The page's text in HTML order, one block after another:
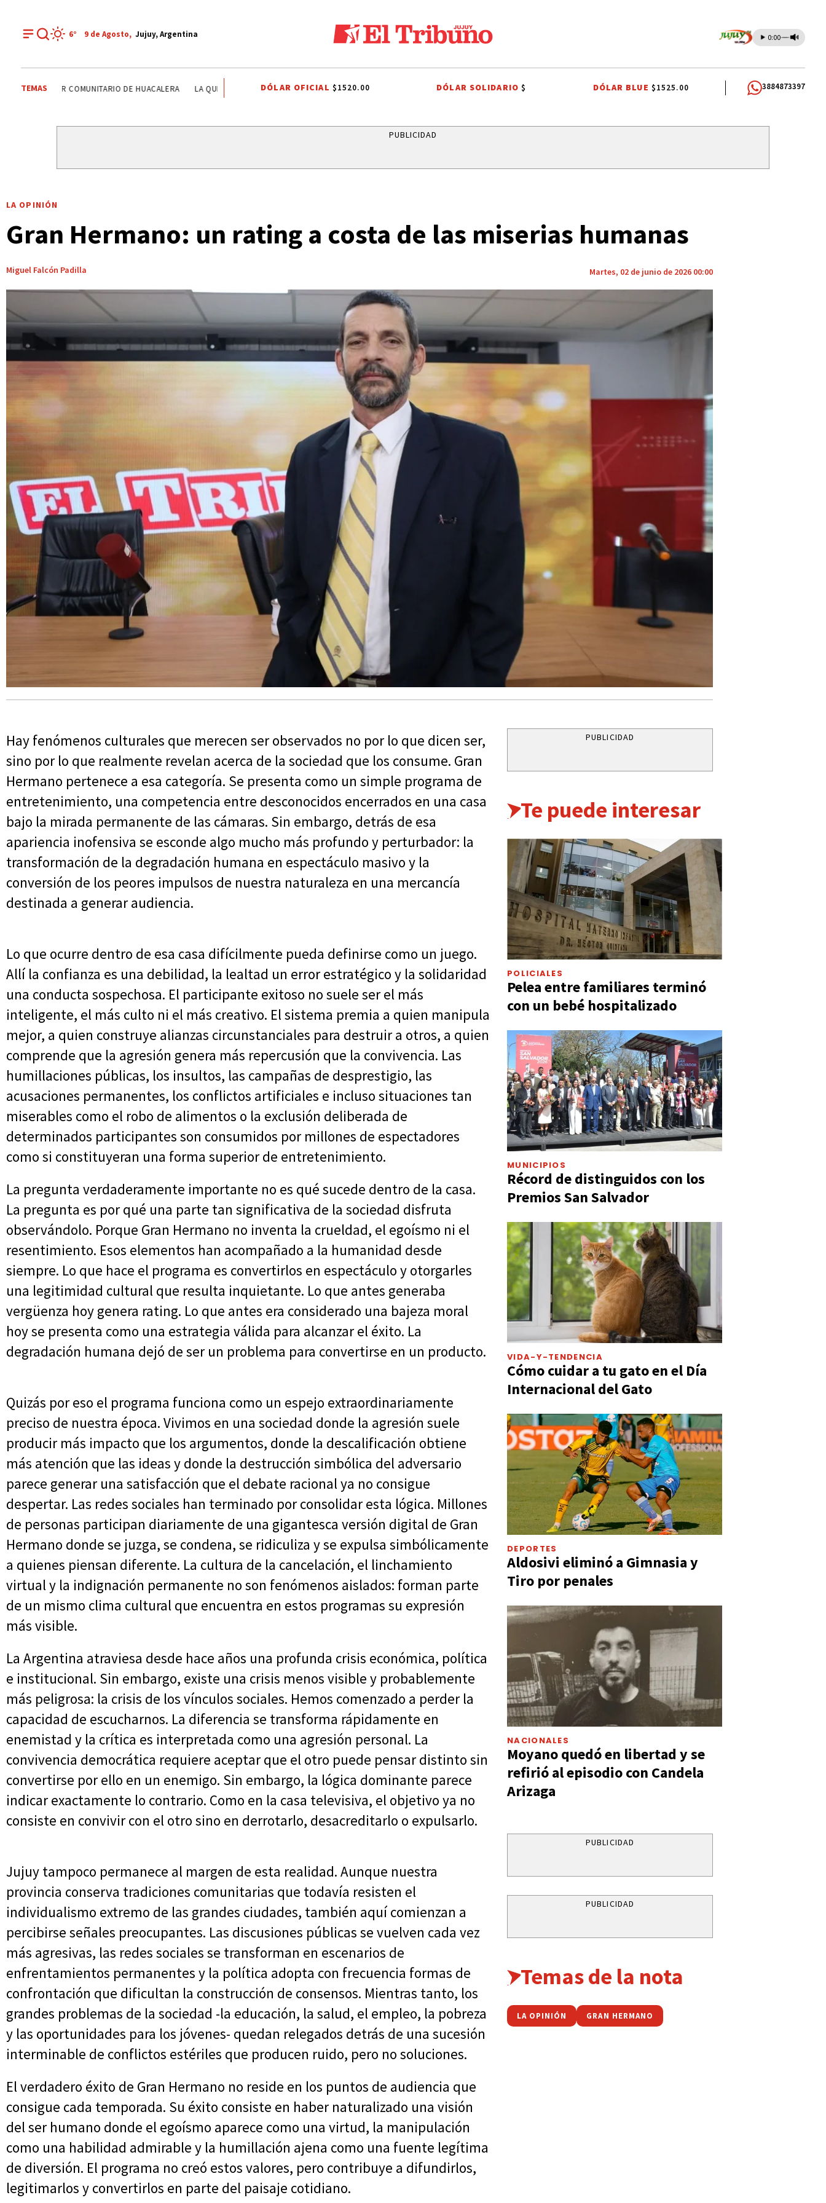
6° 9 de Agosto, Jujuy, Argentina 0:00
TEMAS VINALITO TUMBAYA CENTRO INTEGRADOR COMUNITARIO DE HUACALERA LA QUIACA HUMAHUACA EL TIEMPO EN JUJUY RUTAS DE JUJUY QUEEN CORTE DE AGUA JAPÓN
DÓLAR OFICIAL $1520.00 DÓLAR SOLIDARIO$ DÓLAR BLUE $1525.00 3884873397
PUBLICIDAD
LA OPINIÓN
Gran Hermano: un rating a costa de las miserias humanas
Miguel Falcón Padilla Martes, 02 de junio de 2026 00:00
Hay fenómenos culturales que merecen ser observados no por lo que dicen ser,
sino por lo que realmente revelan acerca de la sociedad que los consume. Gran
Hermano pertenece a esa categoría. Se presenta como un simple programa de
entretenimiento, una competencia entre desconocidos encerrados en una casa
bajo la mirada permanente de las cámaras. Sin embargo, detrás de esa
apariencia inofensiva se esconde algo mucho más profundo y perturbador: la
transformación de la degradación humana en espectáculo masivo y la
conversión de los peores impulsos de nuestra naturaleza en una mercancía
destinada a generar audiencia.
Lo que ocurre dentro de esa casa difícilmente pueda definirse como un juego.
Allí la confianza es una debilidad, la lealtad un error estratégico y la solidaridad
una conducta sospechosa. El participante exitoso no suele ser el más
inteligente, el más culto ni el más creativo. El sistema premia a quien manipula
mejor, a quien construye alianzas circunstanciales para destruir a otros, a quien
comprende que la agresión genera más repercusión que la convivencia. Las
humillaciones públicas, los insultos, las campañas de desprestigio, las
acusaciones permanentes, los conflictos artificiales e incluso situaciones tan
miserables como el robo de alimentos o la exclusión deliberada de
determinados participantes son consumidos por millones de espectadores
como si constituyeran una forma superior de entretenimiento.
La pregunta verdaderamente importante no es qué sucede dentro de la casa.
La pregunta es por qué una parte tan significativa de la sociedad disfruta
observándolo. Porque Gran Hermano no inventa la crueldad, el egoísmo ni el
resentimiento. Esos elementos han acompañado a la humanidad desde
siempre. Lo que hace el programa es convertirlos en espectáculo y otorgarles
una legitimidad cultural que resulta inquietante. Lo que antes generaba
vergüenza hoy genera rating. Lo que antes era considerado una bajeza moral
hoy se presenta como una estrategia válida para alcanzar el éxito. La
degradación humana dejó de ser un problema para convertirse en un producto.
Quizás por eso el programa funciona como un espejo extraordinariamente
preciso de nuestra época. Vivimos en una sociedad donde la agresión suele
producir más impacto que los argumentos, donde la descalificación obtiene
más atención que las ideas y donde la destrucción simbólica del adversario
parece generar una satisfacción que el debate racional ya no consigue
despertar. Las redes sociales han terminado por consolidar esta lógica. Millones
de personas participan diariamente de una gigantesca versión digital de Gran
Hermano donde se juzga, se condena, se ridiculiza y se expulsa simbólicamente
a quienes piensan diferente. La cultura de la cancelación, el linchamiento
virtual y la indignación permanente no son fenómenos aislados: forman parte
de un mismo clima cultural que encuentra en estos programas su expresión
más visible.
La Argentina atraviesa desde hace años una profunda crisis económica, política
e institucional. Sin embargo, existe una crisis menos visible y probablemente
más peligrosa: la crisis de los vínculos sociales. Hemos comenzado a perder la
capacidad de escucharnos. La diferencia se transforma rápidamente en
enemistad y la crítica es interpretada como una agresión personal. La
convivencia democrática requiere aceptar que el otro puede pensar distinto sin
convertirse por ello en un enemigo. Sin embargo, la lógica dominante parece
indicar exactamente lo contrario. Como en la casa televisiva, el objetivo ya no
consiste en convivir con el otro sino en derrotarlo, desacreditarlo o expulsarlo.
Jujuy tampoco permanece al margen de esta realidad. Aunque nuestra
provincia conserva tradiciones comunitarias que todavía resisten el
individualismo extremo de las grandes ciudades, también aquí comienzan a
percibirse señales preocupantes. Las discusiones públicas se vuelven cada vez
más agresivas, las redes sociales se transforman en escenarios de
enfrentamientos permanentes y la política adopta con frecuencia formas de
confrontación que dificultan la construcción de consensos. Mientras tanto, los
grandes problemas de la sociedad -la educación, la salud, el empleo, la pobreza
y las oportunidades para los jóvenes- quedan relegados detrás de una sucesión
interminable de conflictos estériles que producen ruido, pero no soluciones.
El verdadero éxito de Gran Hermano no reside en los puntos de audiencia que
consigue cada temporada. Su éxito consiste en haber naturalizado una visión
del ser humano donde el egoísmo aparece como una virtud, la manipulación
como una habilidad admirable y la humillación ajena como una fuente legítima
de diversión. El programa no creó estos valores, pero contribuye a difundirlos,
legitimarlos y convertirlos en parte del paisaje cotidiano.
PUBLICIDAD
Te puede interesar
POLICIALES
Pelea entre familiares terminó
con un bebé hospitalizado
MUNICIPIOS
Récord de distinguidos con los
Premios San Salvador
VIDA-Y-TENDENCIA
Cómo cuidar a tu gato en el Día
Internacional del Gato
DEPORTES
Aldosivi eliminó a Gimnasia y
Tiro por penales
NACIONALES
Moyano quedó en libertad y se
refirió al episodio con Candela
Arizaga
PUBLICIDAD
PUBLICIDAD
Temas de la nota
LA OPINIÓN GRAN HERMANO